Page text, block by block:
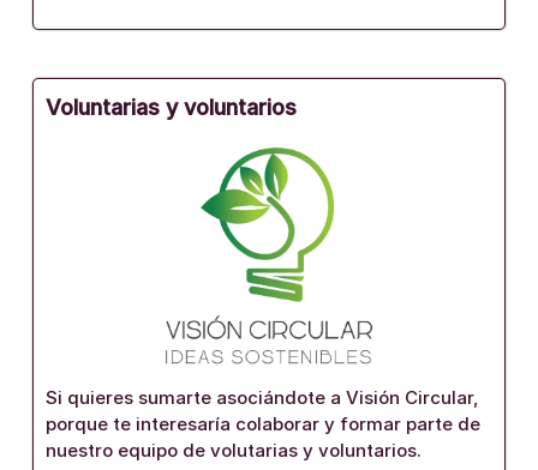
Voluntarias y voluntarios
Si quieres sumarte asociándote a Visión Circular,
porque te interesaría colaborar y formar parte de
nuestro equipo de volutarias y voluntarios.